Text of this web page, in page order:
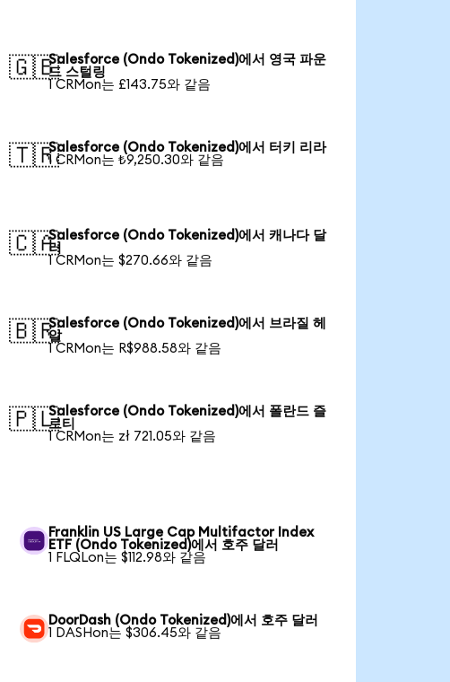
🇬🇧Salesforce (Ondo Tokenized)에서 영국 파운
드 스털링
1 CRMon는 £143.75와 같음
🇹🇷Salesforce (Ondo Tokenized)에서 터키 리라
1 CRMon는 ₺9,250.30와 같음
🇨🇦Salesforce (Ondo Tokenized)에서 캐나다 달
러
1 CRMon는 $270.66와 같음
🇧🇷Salesforce (Ondo Tokenized)에서 브라질 헤
알
1 CRMon는 R$988.58와 같음
🇵🇱Salesforce (Ondo Tokenized)에서 폴란드 즐
로티
1 CRMon는 zł 721.05와 같음
Franklin US Large Cap Multifactor Index
ETF (Ondo Tokenized)에서 호주 달러
1 FLQLon는 $112.98와 같음
DoorDash (Ondo Tokenized)에서 호주 달러
1 DASHon는 $306.45와 같음